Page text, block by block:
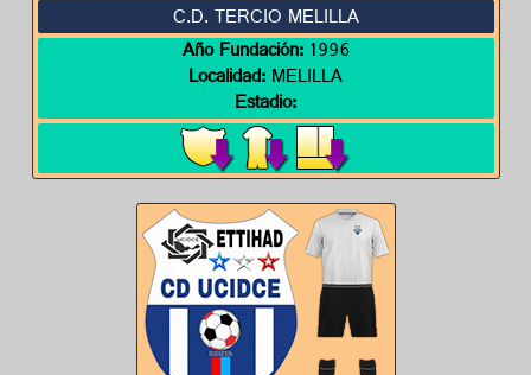
C.D. TERCIO MELILLA
Año Fundación:1996
Localidad:MELILLA
Estadio: